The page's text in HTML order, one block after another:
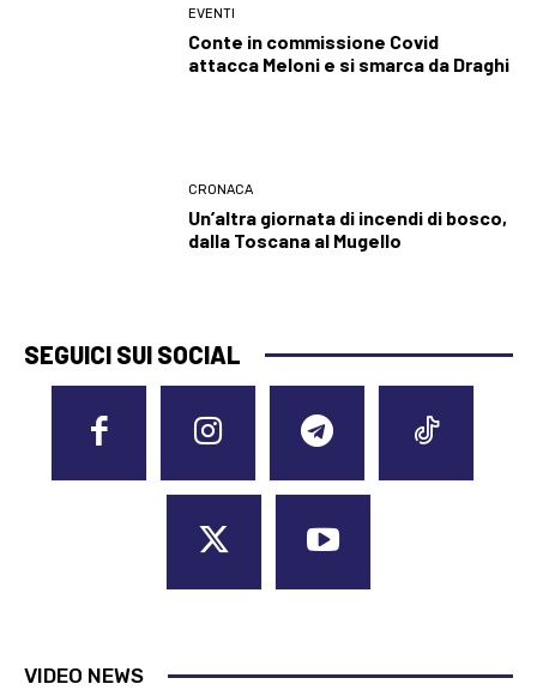
EVENTI
Conte in commissione Covid
attacca Meloni e si smarca da Draghi
CRONACA
Un’altra giornata di incendi di bosco,
dalla Toscana al Mugello
SEGUICI SUI SOCIAL
VIDEO NEWS